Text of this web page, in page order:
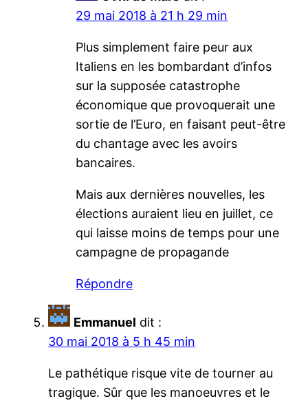
29 mai 2018 à 21 h 29 min
Plus simplement faire peur aux
Italiens en les bombardant d’infos
sur la supposée catastrophe
économique que provoquerait une
sortie de l’Euro, en faisant peut-être
du chantage avec les avoirs
bancaires.
Mais aux dernières nouvelles, les
élections auraient lieu en juillet, ce
qui laisse moins de temps pour une
campagne de propagande
Répondre
Emmanuel dit :
30 mai 2018 à 5 h 45 min
Le pathétique risque vite de tourner au
tragique. Sûr que les manoeuvres et le